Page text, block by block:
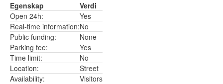
Egenskap
Verdi
Open 24h:
Yes
Real-time information:No
Public funding:
None
Parking fee:
Yes
Time limit:
No
Location:
Street
Availability:
Visitors